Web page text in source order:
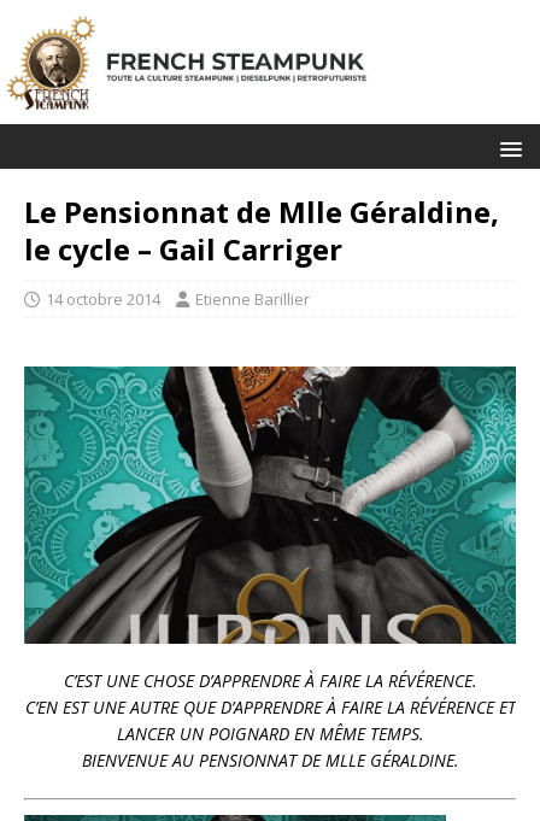
Le Pensionnat de Mlle Géraldine,
le cycle – Gail Carriger
14 octobre 2014 Etienne Barillier
C’EST UNE CHOSE D’APPRENDRE À FAIRE LA RÉVÉRENCE.
C’EN EST UNE AUTRE QUE D’APPRENDRE À FAIRE LA RÉVÉRENCE ET
LANCER UN POIGNARD EN MÊME TEMPS.
BIENVENUE AU PENSIONNAT DE MLLE GÉRALDINE.